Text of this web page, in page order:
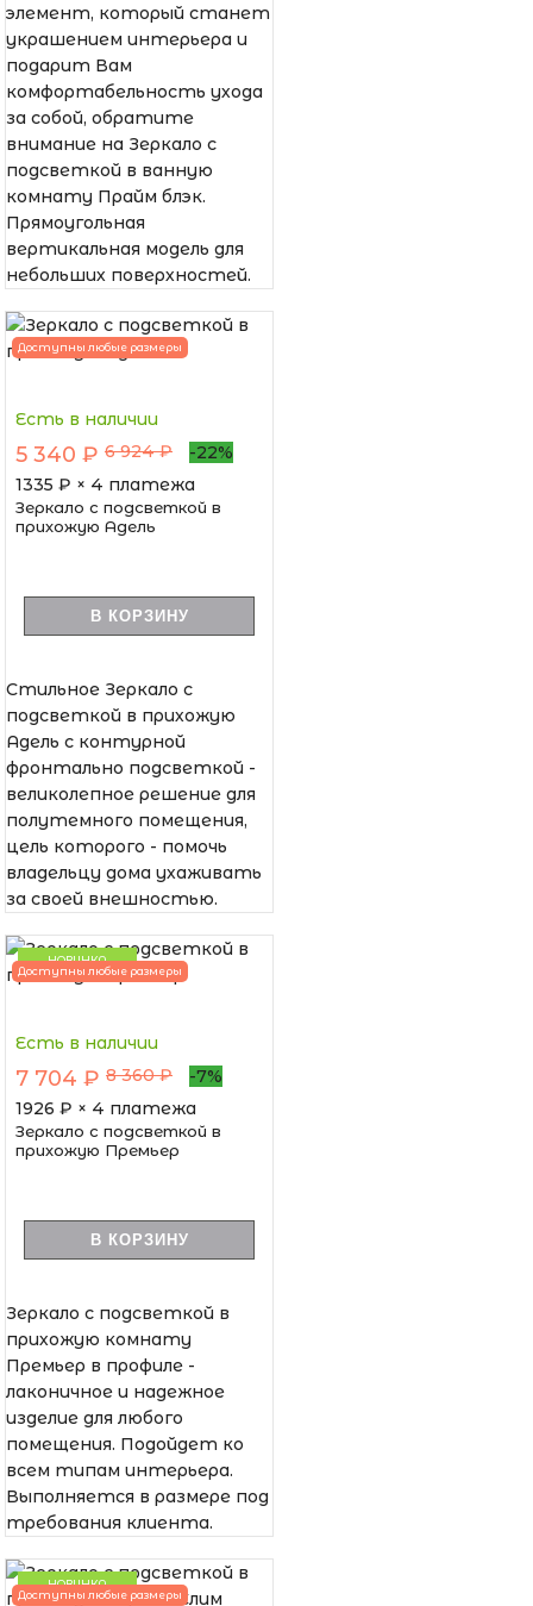
элемент, который станет
украшением интерьера и
подарит Вам
комфортабельность ухода
за собой, обратите
внимание на Зеркало с
подсветкой в ванную
комнату Прайм блэк.
Прямоугольная
вертикальная модель для
небольших поверхностей.
Доступны любые размеры
Есть в наличии
5 340 ₽ 6 924 ₽
-22%
1335 ₽ × 4 платежа
Зеркало с подсветкой в
прихожую Адель
В КОРЗИНУ
Стильное Зеркало с
подсветкой в прихожую
Адель с контурной
фронтально подсветкой -
великолепное решение для
полутемного помещения,
цель которого - помочь
владельцу дома ухаживать
за своей внешностью.
НОВИНКА
Доступны любые размеры
Есть в наличии
7 704 ₽ 8 360 ₽
-7%
1926 ₽ × 4 платежа
Зеркало с подсветкой в
прихожую Премьер
В КОРЗИНУ
Зеркало с подсветкой в
прихожую комнату
Премьер в профиле -
лаконичное и надежное
изделие для любого
помещения. Подойдет ко
всем типам интерьера.
Выполняется в размере под
требования клиента.
НОВИНКА
Доступны любые размеры